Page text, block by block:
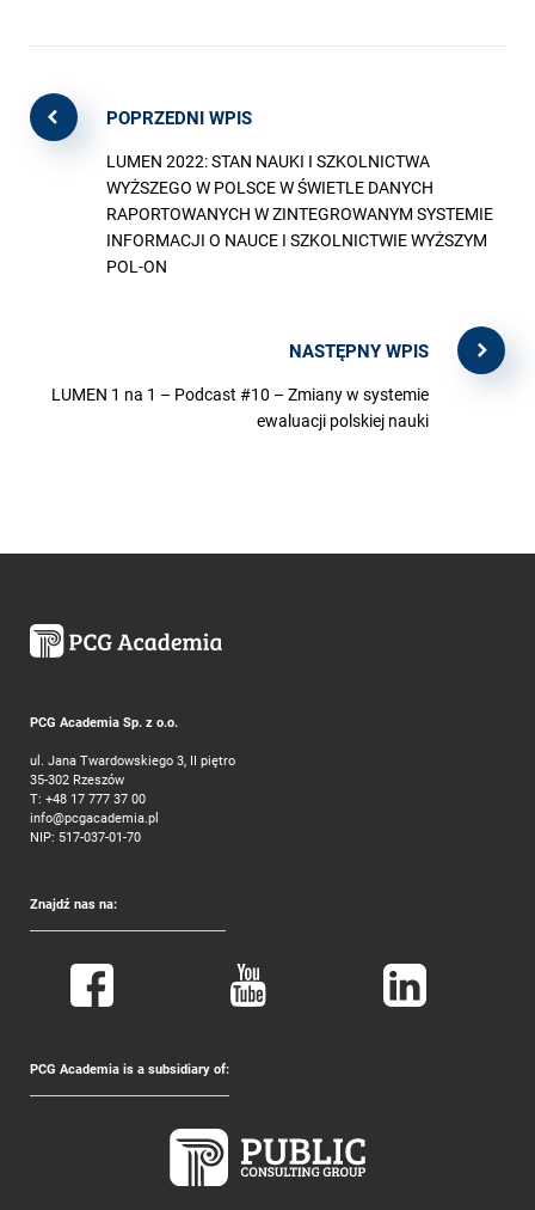
POPRZEDNI WPIS
LUMEN 2022: STAN NAUKI I SZKOLNICTWA
WYŻSZEGO W POLSCE W ŚWIETLE DANYCH
RAPORTOWANYCH W ZINTEGROWANYM SYSTEMIE
INFORMACJI O NAUCE I SZKOLNICTWIE WYŻSZYM
POL-ON
NASTĘPNY WPIS
LUMEN 1 na 1 – Podcast #10 – Zmiany w systemie
ewaluacji polskiej nauki
PCG Academia Sp. z o.o.
ul. Jana Twardowskiego 3, II piętro
35-302 Rzeszów
T: +48 17 777 37 00
info@pcgacademia.pl
NIP: 517-037-01-70
Znajdź nas na:
PCG Academia is a subsidiary of: